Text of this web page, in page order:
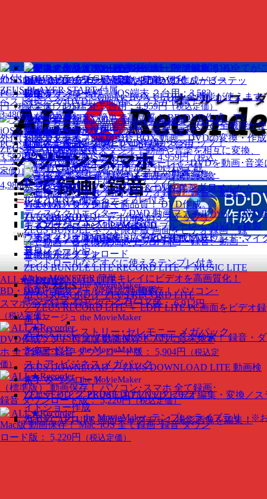
ALL★Recorder
BD・DVD作成ソフト 付属版動画保存！ パソコン･
スマホ 全て録画･録音ダウンロード版： 6,912円
（税込定価）
ALL★Recorder
DVD作成ソフト 付属版動画保存！ パソコン･スマ
ホ 全て録画･録音ダウンロード版： 5,904円
（税込定
価）
ALL★Recorder
（標準版）動画保存！ パソコン･スマホ 全て録画･
録音 ダウンロード版： 5,220円（税込定価）
ALL★Recorder
Mac版動画保存！ Mac･iOS 全て録画･録音ダウン
ロード版： 5,220円
（税込定価）
スマホワオ エクスプローラ
iOS Specialエクスプローラ感覚。簡単･便利。
PCからiOSデータを操作！iOS端末 ２台用：3,582
円（税込定価） iOS端末 ５台用：4,959円（税込定価）
スマホワオ エクスプローラ
iOS&Androidエクスプローラ感覚。簡単･便利。
PCからスマホデータを操作！iOS端末 ２台用：
3,582円（税込定価） iOS端末 ５台用：4,959円（税込
定価）
外付け DVDドライブ GEM-D1
ZEUS PLAYER START 付属
ベストセラーのDVDにWin/Macソフトが付属！
3,480円（税込定価）
外付け DVDドライブ GEM-D1
ZEUS PLAYER START
＋ディスククリエイター7 DVD 付属
ベストセラーのDVDにWin/Macソフトが付属！
4,980円（税込定価）
製品
目的別
ディスク作成（BD・DVD）
再生（プレイヤー）
動画ダウンロード
音楽ダウンロード
音楽・音声録音
画面録画・キャプチャ New
動画音楽 変換
BD・DVD変換
BD・DVDクローン
動画編集
動画作品をつくる
スマホ管理 New
お得なバンドル製品
まずはフリー版でお試し、ダウンロードはこ
ちら
ZEUS
ZEUS PLAYER 世界中のBD・
DVD・ビデオ・音楽
を万能再生
ZEUS BUNDEL ／
ZEUS BUNDEL ネット限定版 画面をビデオ録画・録
音、動画・音楽検索／ダウンロード
全機能が使えます
ZEUS BUNDLE LITE RECORD LITE ＋ MUSIC LITE
＋ DOWNLOAD LITE
ZEUS RECORD ／ ZEUS RECORD LITE
／ ZEUS RECORD LITE ＋ EDIT LITE PC画面をビデオ録
画！
ZEUS MUSIC ／ ZEUS MUSIC LITE 音楽検索！ 録音・
ンロード！
ZEUS DOWNLOAD ／ ZEUS DOWNLOAD LITE 動画検
索！ ダウンロード！
ZEUS EDIT ／ ZEUS EDIT LITED ビデオ編集・変換／ス
イドショー作成
ZEUS CAPTURE 画面キャプチャ！ 撮影画像を編集！
変換スタジオ 7 Complete BOX ULTRA 全機能が使えます
変換スタジオ 7 Complete BOX クローン以外の全機能が
変換スタジオ 7 DVD 総合 BOX 動画、DVDの変換・作成
4K・HD動画変換スタジオ 7 動画や音楽を相互に変換、
BD & DVD変換スタジオ 7 ブルーレイ･DVDを動画･音楽
DVD変換スタジオ 7 DVDを動画･音楽に変換
ディスククリエイター 7 BD & DVD 動画ファイルから、
レイ･DVDを作成
ディスククリエイター 7 DVD 動画ファイルから、DVD
ディスククローン 7 BD & DVD ブルーレイ･DVDを複製
変換スタジオ 7 MUSIC RECORDER PCのサウンド･マイ
音
Video BD/DVD X 簡単で高品質！ BD/DVD作成。TV
で観れるBD・DVD
ビデオ。高品質なBD･DVD作成が３ステップ！
Video to DVD X 簡単で高品質！ DVD作成。
TVで観れるDVDビデオ作成が３ステップ！
Video MONSTER 簡単キレイにビデオを高画質化！
編集・変換ツールとしても優秀
キネマージュ the MovieMaker 動画編集・ムービ
ー作成ソフト
動画や写真がすぐムービーになる
キネマージュ the MovieMaker
ウェディング 動画編集・ムービー作成ソフト。
プロフィールや
エンドロールなどすぐに使えるテンプレ付き
キネマージュ the MovieMaker
キッズ･ファミリー メガパック
キネマージュ the MovieMaker
メモリー･ヒストリー･セレモニー メガパック
キネマージュ the MovieMaker
ストア･ビジネス メガパック
キネマージュ the MovieMaker
ウェディング PRIME メガパック 2022
キネマージュ the MovieMakerテンプレ･ライブラリ ※